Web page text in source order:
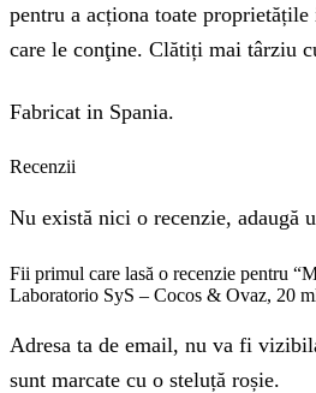
pentru a acționa toate
care le conţine. Clătiți mai târziu
Fabricat in Spania.
Recenzii
Nu există nici o recenzie, adaugă
Fii primul care lasă o recenzie pentru
Laboratorio SyS – Cocos & Ovaz, 20
Adresa ta de email, nu va fi
sunt marcate cu o steluță roșie.